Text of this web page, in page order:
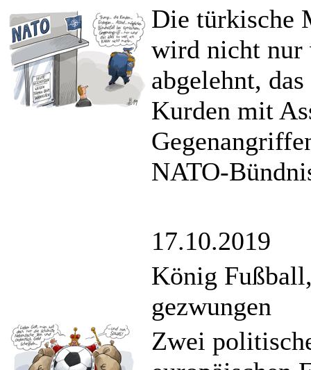
Die türkische
wird nicht nur
abgelehnt,
Kurden mit
NATO-
17.10.2019
König
gezwungen
Zwei